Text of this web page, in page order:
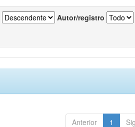
Autor/registro
Anterior 1